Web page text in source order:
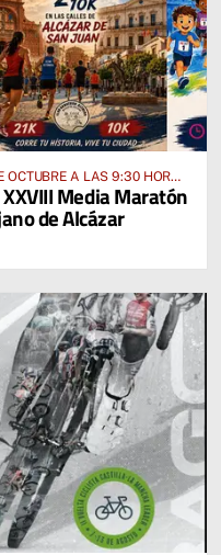
OCTUBRE A LAS 9:30 HORAS
Media Maratón
de Alcázar